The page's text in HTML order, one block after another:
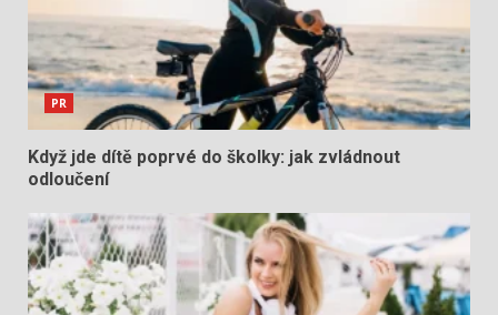
PR
Když jde dítě poprvé do školky: jak zvládnout
odloučení